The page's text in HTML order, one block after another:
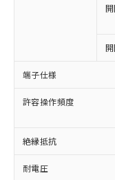
端子仕様
許容操作頻度
絶縁抵抗
耐電圧
本サ
商品
(税抜
当社
本サ
こと
在庫
記載
タに
準価
調査・確認
非含有の対
非該当品：
害物質有無
仕入先様の
いたものが
むを得ず変
*EU RoHS指令（
鉛(Pb) 1000ppm
六価クロム
「○」：最
基準値以下
「×」：最
基準値を超
「－」：未
当社
為替
（以
また
国政
可)を